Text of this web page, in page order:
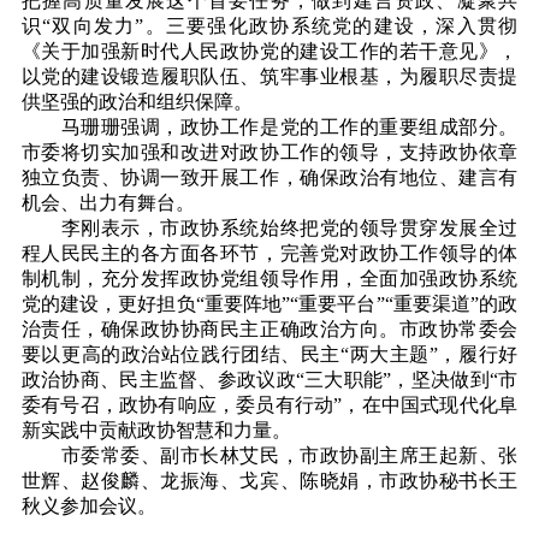
识“双向发力”。三要强化政协系统党的建设，深入贯彻
《关于加强新时代人民政协党的建设工作的若干意见》，
以党的建设锻造履职队伍、筑牢事业根基，为履职尽责提
供坚强的政治和组织保障。
马珊珊强调，政协工作是党的工作的重要组成部分。
市委将切实加强和改进对政协工作的领导，支持政协依章
独立负责、协调一致开展工作，确保政治有地位、建言有
机会、出力有舞台。
李刚表示，市政协系统始终把党的领导贯穿发展全过
程人民民主的各方面各环节，完善党对政协工作领导的体
制机制，充分发挥政协党组领导作用，全面加强政协系统
党的建设，更好担负“重要阵地”“重要平台”“重要渠道”的政
治责任，确保政协协商民主正确政治方向。市政协常委会
要以更高的政治站位践行团结、民主“两大主题”，履行好
政治协商、民主监督、参政议政“三大职能”，坚决做到“市
委有号召，政协有响应，委员有行动”，在中国式现代化阜
新实践中贡献政协智慧和力量。
市委常委、副市长林艾民，市政协副主席王起新、张
世辉、赵俊麟、龙振海、戈宾、陈晓娟，市政协秘书长王
秋义参加会议。